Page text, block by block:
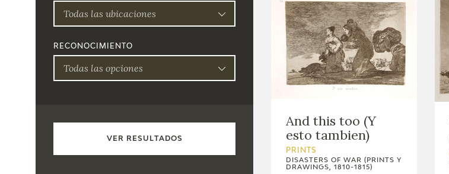
Todas las ubicaciones
RECONOCIMIENTO
Todas las opciones
And this too (Y
esto tambien)
PRINTS
DISASTERS OF WAR (PRINTS Y
DRAWINGS, 1810-1815)